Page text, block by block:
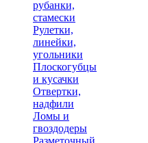
рубанки,
стамески
Рулетки,
линейки,
угольники
Плоскогубцы
и кусачки
Отвертки,
надфили
Ломы и
гвоздодеры
Разметочный